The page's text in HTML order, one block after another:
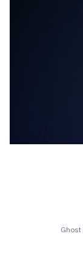
Ghost